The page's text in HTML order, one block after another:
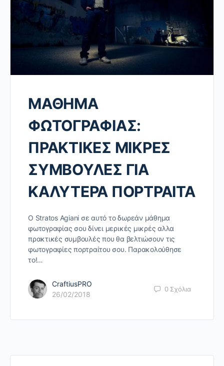
ΜΑΘΗΜΑ
ΦΩΤΟΓΡΑΦΙΑΣ:
ΠΡΑΚΤΙΚΕΣ ΜΙΚΡΕΣ
ΣΥΜΒΟΥΛΕΣ ΓΙΑ
ΚΑΛΥΤΕΡΑ ΠΟΡΤΡΑΙΤΑ
Ο Stratos Agiani σε αυτό το δωρεάν μάθημα
φωτογραφίας σου δίνει μερικές μικρές αλλα
πρακτικές συμβουλές που θα βελτιώσουν τις
φωτογραφίες πορτραίτου σου. Παρακολούθησε
το!…
CraftiusPRO
26/02/2018
0 Σχόλια